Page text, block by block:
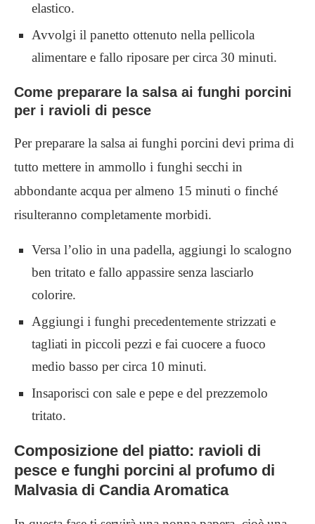
elastico.
Avvolgi il panetto ottenuto nella pellicola
alimentare e fallo riposare per circa 30 minuti.
Come preparare la salsa ai funghi porcini
per i ravioli di pesce
Per preparare la salsa ai funghi porcini devi prima di
tutto mettere in ammollo i funghi secchi in
abbondante acqua per almeno 15 minuti o finché
risulteranno completamente morbidi.
Versa l’olio in una padella, aggiungi lo scalogno
ben tritato e fallo appassire senza lasciarlo
colorire.
Aggiungi i funghi precedentemente strizzati e
tagliati in piccoli pezzi e fai cuocere a fuoco
medio basso per circa 10 minuti.
Insaporisci con sale e pepe e del prezzemolo
tritato.
Composizione del piatto: ravioli di
pesce e funghi porcini al profumo di
Malvasia di Candia Aromatica